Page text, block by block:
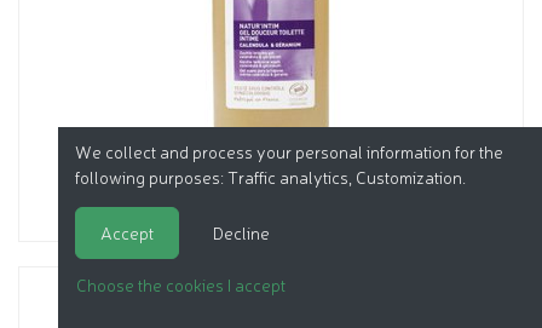
We collect and process your personal information for the
following purposes: Traffic analytics, Customization
Accept Decline
Choose the cookies I accept